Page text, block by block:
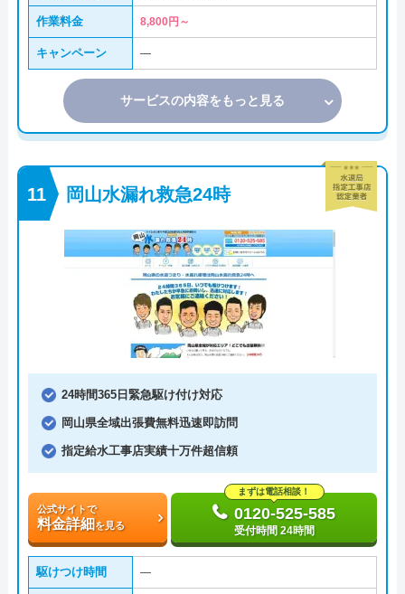
作業料金 8,800円～
キャンペーン ―
サービスの内容をもっと見る
岡山水漏れ救急24時
24時間365日緊急駆け付け対応
岡山県全域出張費無料迅速即訪問
指定給水工事店実績十万件超信頼
公式サイトで
料金詳細を見る
まずは電話相談！
0120-525-585
受付時間 24時間
駆けつけ時間 ―